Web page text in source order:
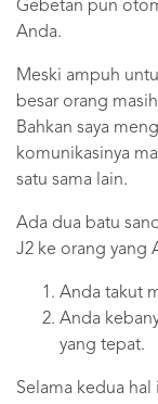
Gebetan pun
Anda.
Meski ampuh
besar orang
Bahkan saya
komunikasinya
satu sama lain.
Ada dua batu
J2 ke orang yang
Anda takut
Anda
yang tepat.
Selama kedua